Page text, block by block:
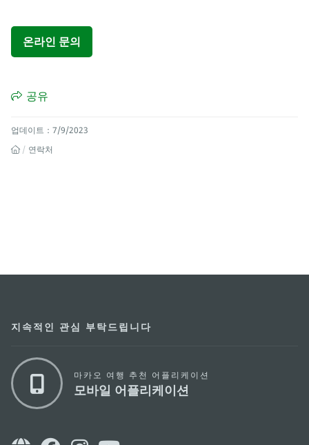
온라인 문의
공유
업데이트：7/9/2023
연락처
지속적인 관심 부탁드립니다
마카오 여행 추천 어플리케이션
모바일 어플리케이션